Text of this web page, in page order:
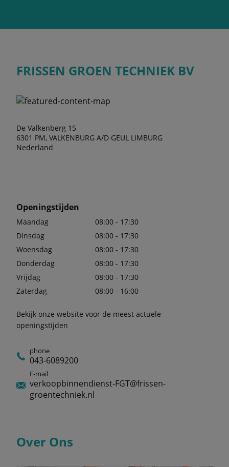
FRISSEN GROEN TECHNIEK BV
De Valkenberg 15
6301 PM, VALKENBURG A/D GEUL LIMBURG
Nederland
Openingstijden
Maandag
08:00 - 17:30
Dinsdag
08:00 - 17:30
Woensdag
08:00 - 17:30
Donderdag
08:00 - 17:30
Vrijdag
08:00 - 17:30
Zaterdag
08:00 - 16:00
Bekijk onze website voor de meest actuele
openingstijden
phone
043-6089200
E-mail
verkoopbinnendienst-FGT@frissen-
groentechniek.nl
Over Ons